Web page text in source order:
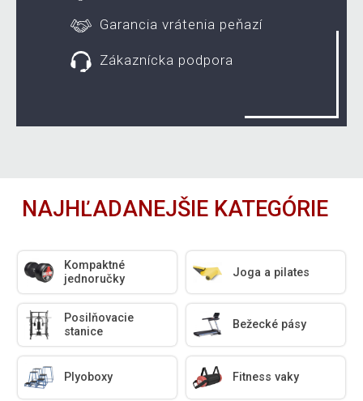
Garancia vrátenia peňazí
Zákaznícka podpora
NAJHĽADANEJŠIE KATEGÓRIE
Kompaktné
jednoručky
Joga a pilates
Posilňovacie
stanice
Bežecké pásy
Plyoboxy Fitness vaky